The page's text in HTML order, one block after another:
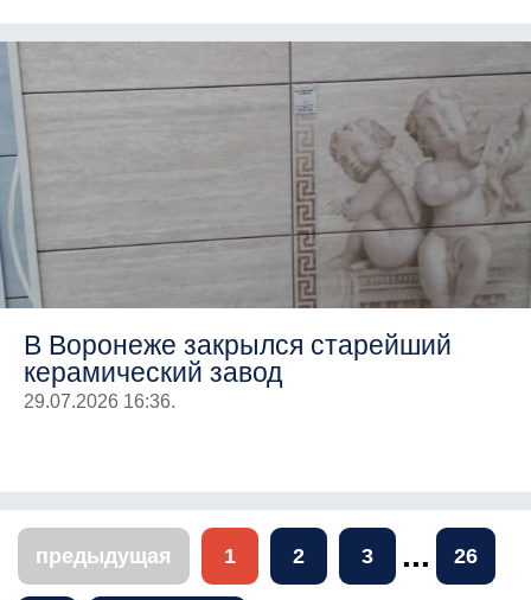
В Воронеже закрылся старейший
керамический завод
29.07.2026 16:36.
предыдущая 1 2 3 ... 26